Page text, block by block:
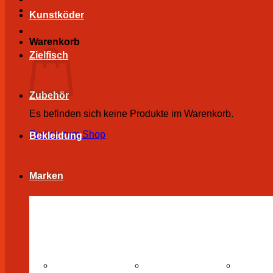
Warenkorb
Es befinden sich keine Produkte im Warenkorb.
Zurück zum Shop
Kunstköder
Zielfisch
Zubehör
Bekleidung
Marken